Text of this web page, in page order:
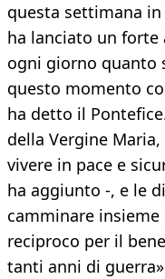
questa settimana in
ha lanciato un forte
ogni giorno quanto
questo momento
ha detto il
della Vergine
vivere in pace e
ha aggiunto -, e le
camminare insieme
reciproco per il
tanti anni di